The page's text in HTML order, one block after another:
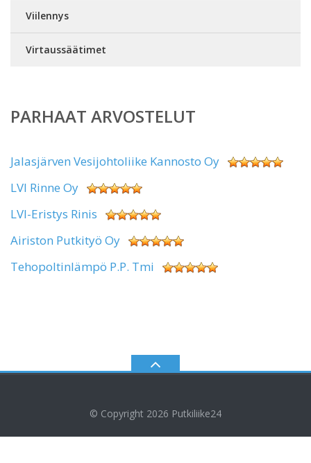
Viilennys
Virtaussäätimet
PARHAAT ARVOSTELUT
Jalasjärven Vesijohtoliike Kannosto Oy
LVI Rinne Oy
LVI-Eristys Rinis
Airiston Putkityö Oy
Tehopoltinlämpö P.P. Tmi
© Copyright 2026 Putkiliike24